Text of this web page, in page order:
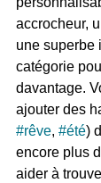
accrocheur,
une superbe
catégorie
davantage.
ajouter des
#rêve, #été)
encore plus
aider à